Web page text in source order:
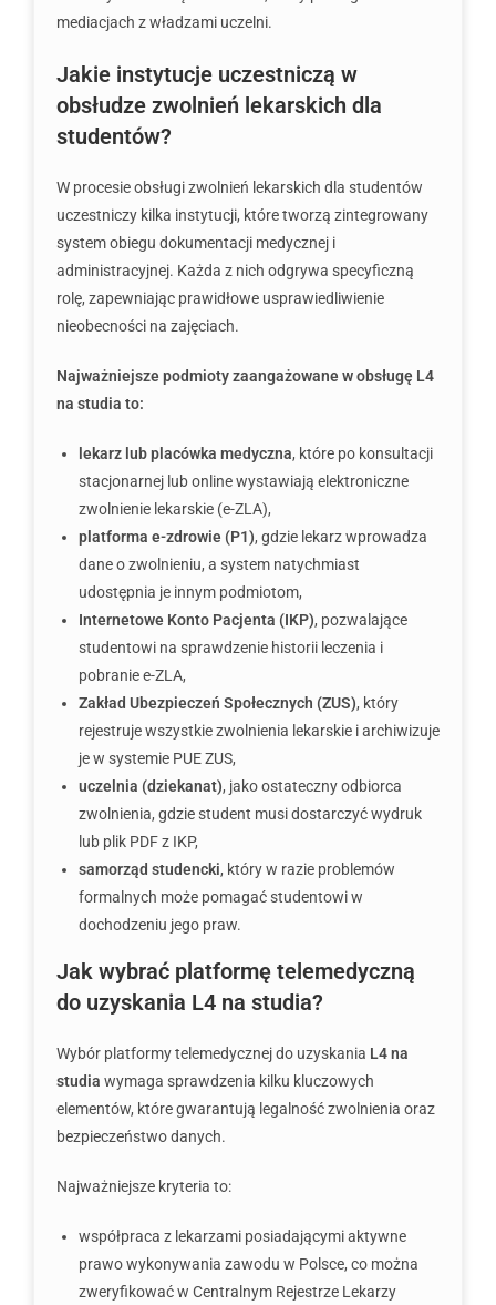
mediacjach z władzami uczelni.
Jakie instytucje uczestniczą w
obsłudze zwolnień lekarskich dla
studentów?
W procesie obsługi zwolnień lekarskich dla studentów
uczestniczy kilka instytucji, które tworzą zintegrowany
system obiegu dokumentacji medycznej i
administracyjnej. Każda z nich odgrywa specyficzną
rolę, zapewniając prawidłowe usprawiedliwienie
nieobecności na zajęciach.
Najważniejsze podmioty zaangażowane w obsługę L4
na studia to:
lekarz lub placówka medyczna, które po konsultacji
stacjonarnej lub online wystawiają elektroniczne
zwolnienie lekarskie (e-ZLA),
platforma e-zdrowie (P1), gdzie lekarz wprowadza
dane o zwolnieniu, a system natychmiast
udostępnia je innym podmiotom,
Internetowe Konto Pacjenta (IKP), pozwalające
studentowi na sprawdzenie historii leczenia i
pobranie e-ZLA,
Zakład Ubezpieczeń Społecznych (ZUS), który
rejestruje wszystkie zwolnienia lekarskie i archiwizuje
je w systemie PUE ZUS,
uczelnia (dziekanat), jako ostateczny odbiorca
zwolnienia, gdzie student musi dostarczyć wydruk
lub plik PDF z IKP,
samorząd studencki, który w razie problemów
formalnych może pomagać studentowi w
dochodzeniu jego praw.
Jak wybrać platformę telemedyczną
do uzyskania L4 na studia?
Wybór platformy telemedycznej do uzyskania L4 na
studia wymaga sprawdzenia kilku kluczowych
elementów, które gwarantują legalność zwolnienia oraz
bezpieczeństwo danych.
Najważniejsze kryteria to:
współpraca z lekarzami posiadającymi aktywne
prawo wykonywania zawodu w Polsce, co można
zweryfikować w Centralnym Rejestrze Lekarzy